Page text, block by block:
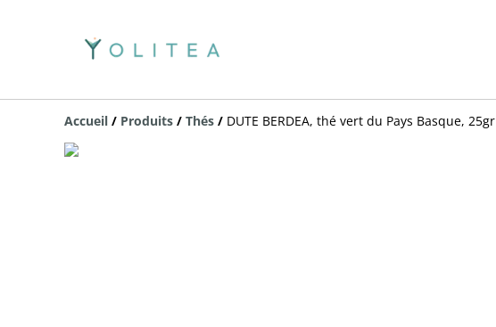
Accueil / Produits / Thés / DUTE BERDEA, thé vert du Pays Basque, 25gr